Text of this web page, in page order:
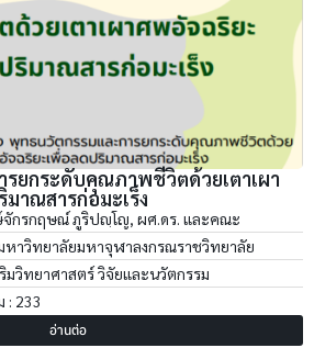
ยกระดับคุณภาพชีวิตด้วยเตาเผา
าณสารก่อมะเร็ง
กรกฤษณ์ ภูริปญฺโญ, ผศ.ดร. และคณะ
หาวิทยาลัยมหาจุฬาลงกรณราชวิทยาลัย
มวิทยาศาสตร์ วิจัยและนวัตกรรม
: 233
อ่านต่อ